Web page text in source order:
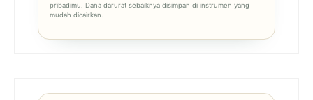
pribadimu. Dana darurat sebaiknya disimpan di instrumen yang
mudah dicairkan.